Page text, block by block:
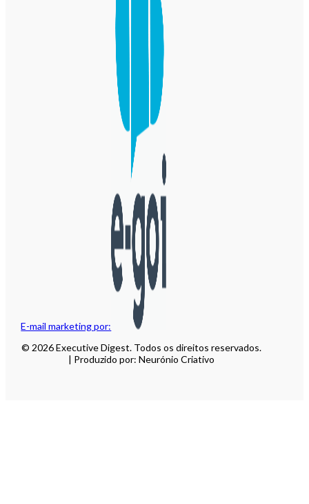
E-mail marketing por:
© 2026 Executive Digest. Todos os direitos reservados.
| Produzido por: Neurónio Criativo